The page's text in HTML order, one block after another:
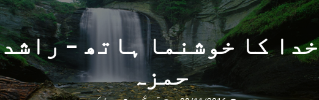
خدا کا خوشنما ہاتھ – راشد
حمزہ